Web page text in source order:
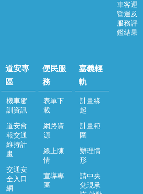
頁
站
導
嘉
義
市
政
府
車客運
營運及
服務評
鑑結果
道安專
區
機車駕
訓資訊
道安會
報交通
維持計
畫
交通安
全入口
網
便民服
務
表單下
載
網路資
源
線上陳
情
宣導專
區
嘉義輕
軌
計畫緣
起
計畫範
圍
辦理情
形
請中央
兌現承